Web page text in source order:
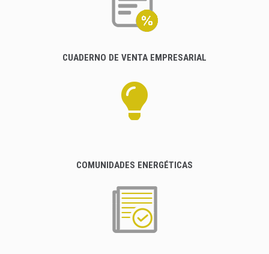
CUADERNO DE VENTA EMPRESARIAL
COMUNIDADES ENERGÉTICAS